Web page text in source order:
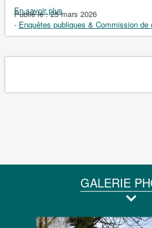
En savoir plus
Publié le :25 mars 2026
- Enquêtes publiques & Commission de
GALERIE